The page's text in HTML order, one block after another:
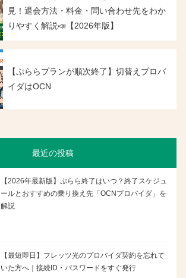
見！退会方法・料金・問い合わせ先をわか
りやすく解説📣【2026年版】
【ぷららプランが順次終了】切替えプロバ
イダはOCN
最近の投稿
【2026年最新版】ぷらら終了はいつ？終了スケジュ
ールとおすすめの乗り換え先「OCNプロバイダ」を
解説
【最短即日】フレッツ光のプロバイダ契約を忘れて
いた方へ｜接続ID・パスワードをすぐ発行